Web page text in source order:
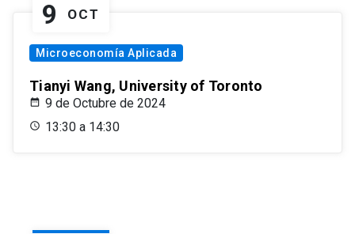
9 OCT
Microeconomía Aplicada
Tianyi Wang, University of Toronto
9 de Octubre de 2024
13:30 a 14:30